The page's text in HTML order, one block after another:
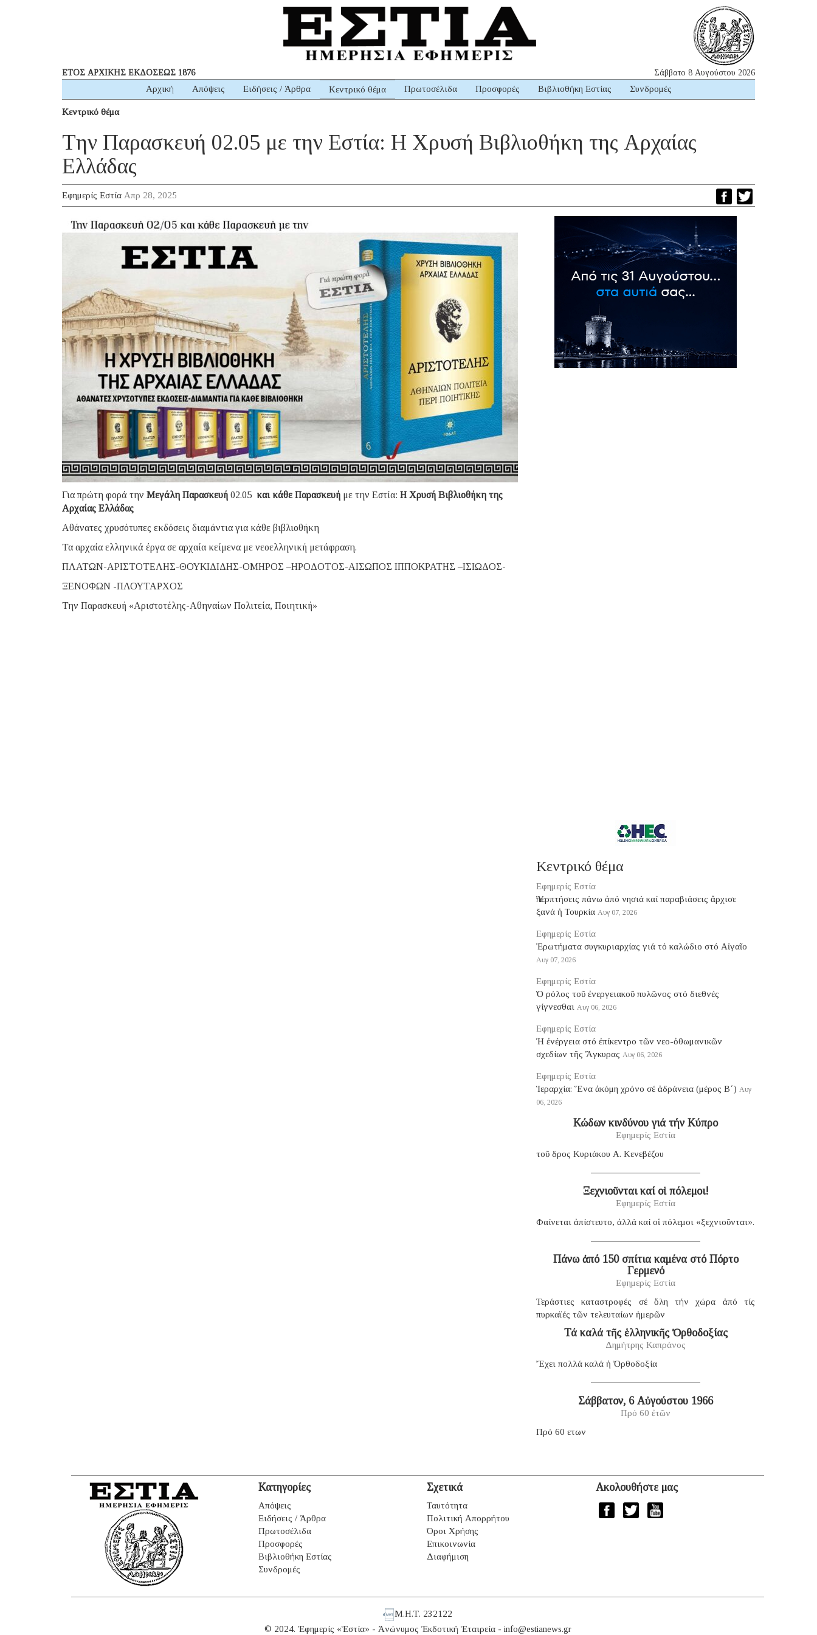
ΕΤΟΣ ΑΡΧΙΚΗΣ ΕΚΔΟΣΕΩΣ 1876 Σάββατο 8 Αυγούστου 2026
Αρχική Απόψεις Ειδήσεις / Άρθρα Κεντρικό θέμα Πρωτοσέλιδα Προσφορές Βιβλιοθήκη Εστίας Συνδρομές
Κεντρικό θέμα
Tην Παρασκευή 02.05 με την Eστία: H Χρυσή Βιβλιοθήκη της Αρχαίας
Ελλάδας
Εφημερίς Εστία Απρ 28, 2025
Για πρώτη φορά την Μεγάλη Παρασκευή 02.05 και κάθε Παρασκευή με την Εστία: H Χρυσή Βιβλιοθήκη της
Αρχαίας Ελλάδας
Αθάνατες χρυσότυπες εκδόσεις διαμάντια για κάθε βιβλιοθήκη
Τα αρχαία ελληνικά έργα σε αρχαία κείμενα με νεοελληνική μετάφραση.
ΠΛΑΤΩΝ-ΑΡΙΣΤΟΤΕΛΗΣ-ΘΟΥΚΙΔΙΔΗΣ-ΟΜΗΡΟΣ –ΗΡΟΔΟΤΟΣ-ΑΙΣΩΠΟΣ ΙΠΠΟΚΡΑΤΗΣ –ΙΣΙΩΔΟΣ-
ΞΕΝΟΦΩΝ -ΠΛΟΥΤΑΡΧΟΣ
Την Παρασκευή «Αριστοτέλης-Αθηναίων Πολιτεία, Ποιητική»
Κεντρικό θέμα
Εφημερίς Εστία
Ὑπερπτήσεις πάνω ἀπό νησιά καί παραβιάσεις ἄρχισε
ξανά ἡ Τουρκία Αυγ 07, 2026
Εφημερίς Εστία
Ἐρωτήματα συγκυριαρχίας γιά τό καλώδιο στό Αἰγαῖο
Αυγ 07, 2026
Εφημερίς Εστία
Ὁ ρόλος τοῦ ἐνεργειακοῦ πυλῶνος στό διεθνές
γίγνεσθαι Αυγ 06, 2026
Εφημερίς Εστία
Ἡ ἐνέργεια στό ἐπίκεντρο τῶν νεο-ὀθωμανικῶν
σχεδίων τῆς Ἄγκυρας Αυγ 06, 2026
Εφημερίς Εστία
Ἱεραρχία: Ἕνα ἀκόμη χρόνο σέ ἀδράνεια (μέρος B΄) Αυγ
06, 2026
Κώδων κινδύνου γιά τήν Κύπρο
Εφημερίς Εστία
τοῦ δρος Κυριάκου Α. Κενεβέζου
Ξεχνιοῦνται καί οἱ πόλεμοι!
Εφημερίς Εστία
Φαίνεται ἀπίστευτο, ἀλλά καί οἱ πόλεμοι «ξεχνιοῦνται».
Πάνω ἀπό 150 σπίτια καμένα στό Πόρτο
Γερμενό
Εφημερίς Εστία
Τεράστιες καταστροφές σέ ὅλη τήν χώρα ἀπό τίς
πυρκαϊές τῶν τελευταίων ἡμερῶν
Τά καλά τῆς ἑλληνικῆς Ὀρθοδοξίας
Δημήτρης Καπράνος
Ἔχει πολλά καλά ἡ Ὀρθοδοξία
Σάββατον, 6 Αὐγούστου 1966
Πρό 60 ἐτῶν
Πρό 60 ετων
Κατηγορίες
Απόψεις
Ειδήσεις / Άρθρα
Πρωτοσέλιδα
Προσφορές
Βιβλιοθήκη Εστίας
Συνδρομές
Σχετικά
Ταυτότητα
Πολιτική Απορρήτου
Όροι Χρήσης
Επικοινωνία
Διαφήμιση
Ακολουθήστε μας
Μ.Η.Τ. 232122
© 2024. Ἐφημερίς «Ἑστία» - Ἀνώνυμος Ἐκδοτική Ἑταιρεία - info@estianews.gr